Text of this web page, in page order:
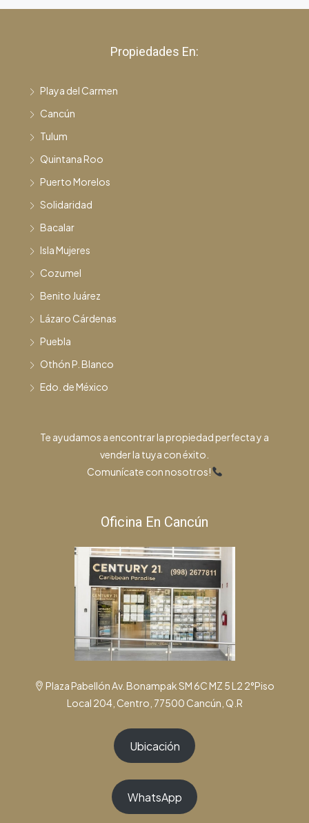
Propiedades En:
Playa del Carmen
Cancún
Tulum
Quintana Roo
Puerto Morelos
Solidaridad
Bacalar
Isla Mujeres
Cozumel
Benito Juárez
Lázaro Cárdenas
Puebla
Othón P. Blanco
Edo. de México
Te ayudamos a encontrar la propiedad perfecta y a
vender la tuya con éxito.
Comunícate con nosotros!
Oficina En Cancún
Plaza Pabellón Av. Bonampak SM 6C MZ 5 L2 2°Piso
Local 204, Centro, 77500 Cancún, Q.R
Ubicación
WhatsApp